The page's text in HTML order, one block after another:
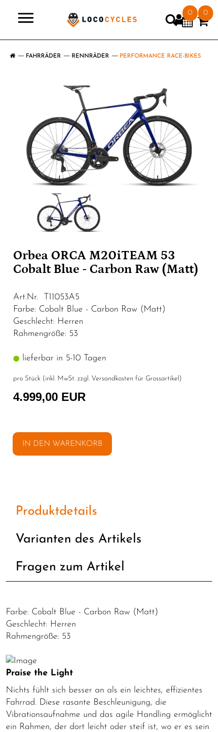
0 0
FAHRRÄDER RENNRÄDER PERFORMANCE RACE-BIKES
Orbea ORCA M20iTEAM 53
Cobalt Blue - Carbon Raw (Matt)
Art.Nr. T11053A5
Farbe: Cobalt Blue - Carbon Raw (Matt)
Geschlecht: Herren
Rahmengröße: 53
lieferbar in 5-10 Tagen
pro Stück (inkl. MwSt. zzgl. Versandkosten für Grossartikel )
4.999,00 EUR
IN DEN WARENKORB
Produktdetails
Varianten des Artikels
Fragen zum Artikel
Farbe: Cobalt Blue - Carbon Raw (Matt)
Geschlecht: Herren
Rahmengröße: 53
Praise the Light
Nichts fühlt sich besser an als ein leichtes, effizientes
Fahrrad. Diese rasante Beschleunigung, die
Vibrationsaufnahme und das agile Handling ermöglicht
ein Rahmen, der dort leicht oder steif ist, wo er es sein